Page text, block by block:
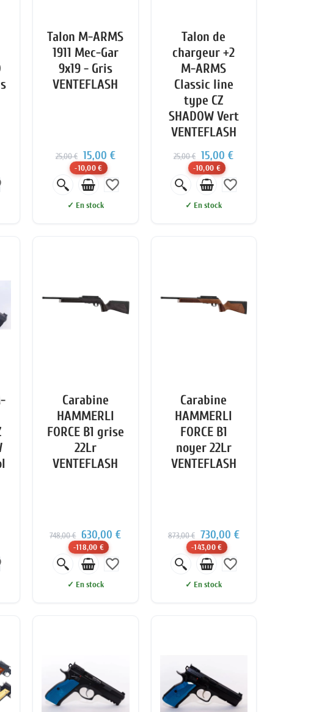
Talon M-ARMS
1911 Mec-Gar
9x19 - Gris
VENTEFLASH
25,00 € 15,00 €
-10,00 €
favorite_border
✓ En stock
Talon de
chargeur +2
M-ARMS
Classic line
type CZ
SHADOW Vert
VENTEFLASH
25,00 € 15,00 €
-10,00 €
favorite_border
✓ En stock
Carabine
HAMMERLI
FORCE B1 grise
22Lr
VENTEFLASH
748,00 € 630,00 €
-118,00 €
favorite_border
✓ En stock
Carabine
HAMMERLI
FORCE B1
noyer 22Lr
VENTEFLASH
873,00 € 730,00 €
-143,00 €
favorite_border
✓ En stock